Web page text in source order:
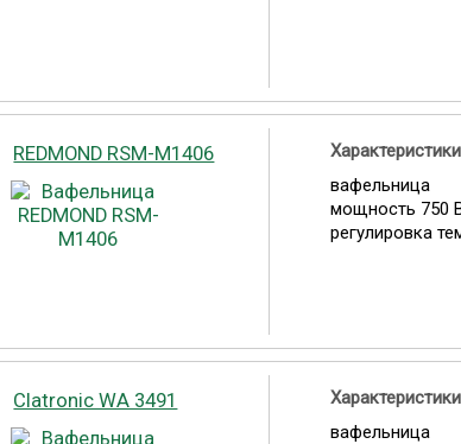
REDMOND RSM-M1406
вафельница
мощность 750
регулировка
Clatronic WA 3491
вафельница